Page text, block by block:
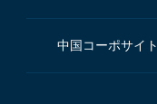
中国コーポサイト